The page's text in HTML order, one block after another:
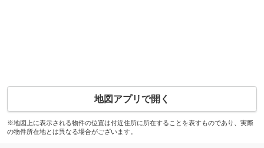
地図アプリで開く
※地図上に表示される物件の位置は付近住所に所在することを表すものであり、実際
の物件所在地とは異なる場合がございます。